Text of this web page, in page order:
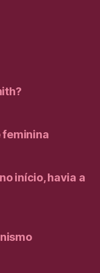
feminina
início, havia a